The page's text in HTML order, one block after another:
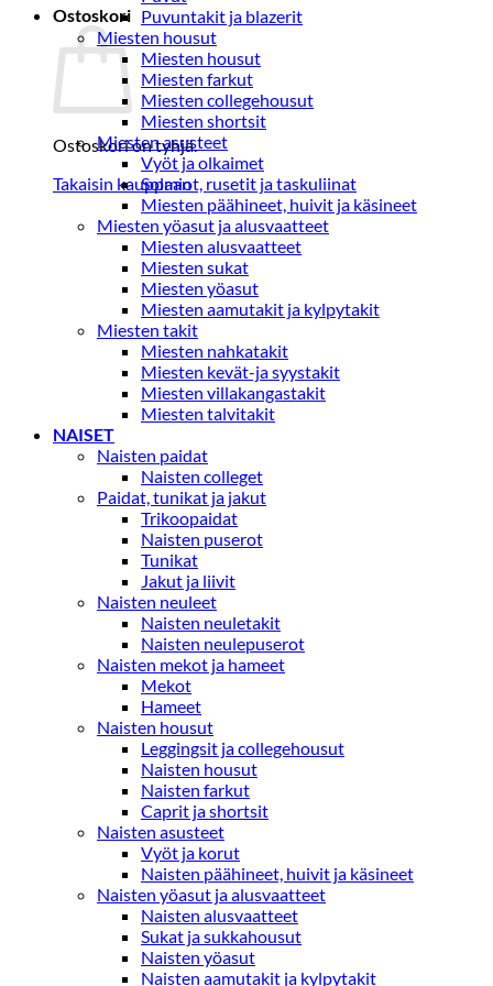
Ostoskori
Ostoskori on tyhjä.
Takaisin kauppaan
Puvuntakit ja blazerit
Miesten housut
Miesten housut
Miesten farkut
Miesten collegehousut
Miesten shortsit
Miesten asusteet
Vyöt ja olkaimet
Solmiot, rusetit ja taskuliinat
Miesten päähineet, huivit ja käsineet
Miesten yöasut ja alusvaatteet
Miesten alusvaatteet
Miesten sukat
Miesten yöasut
Miesten aamutakit ja kylpytakit
Miesten takit
Miesten nahkatakit
Miesten kevät-ja syystakit
Miesten villakangastakit
Miesten talvitakit
NAISET
Naisten paidat
Naisten colleget
Paidat, tunikat ja jakut
Trikoopaidat
Naisten puserot
Tunikat
Jakut ja liivit
Naisten neuleet
Naisten neuletakit
Naisten neulepuserot
Naisten mekot ja hameet
Mekot
Hameet
Naisten housut
Leggingsit ja collegehousut
Naisten housut
Naisten farkut
Caprit ja shortsit
Naisten asusteet
Vyöt ja korut
Naisten päähineet, huivit ja käsineet
Naisten yöasut ja alusvaatteet
Naisten alusvaatteet
Sukat ja sukkahousut
Naisten yöasut
Naisten aamutakit ja kylpytakit